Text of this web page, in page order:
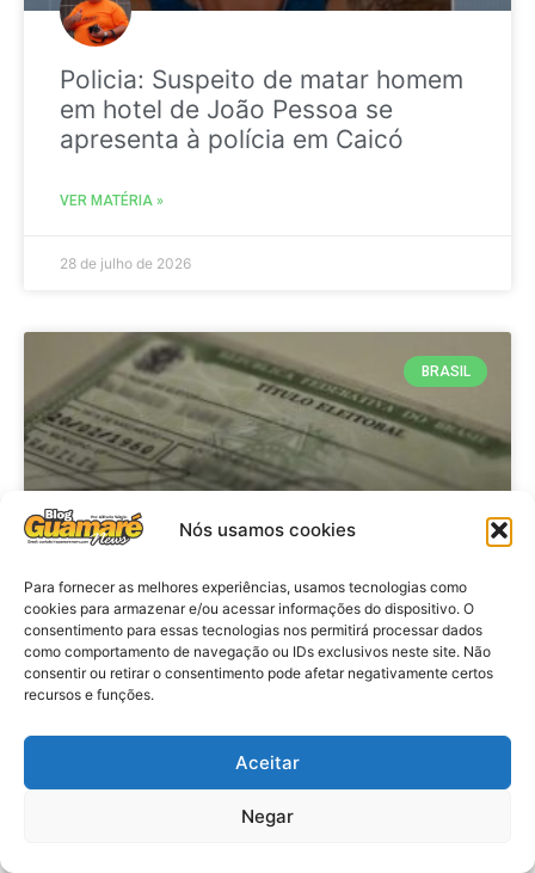
Nós usamos cookies
Para fornecer as melhores experiências, usamos tecnologias como
cookies para armazenar e/ou acessar informações do dispositivo. O
consentimento para essas tecnologias nos permitirá processar dados
como comportamento de navegação ou IDs exclusivos neste site. Não
consentir ou retirar o consentimento pode afetar negativamente certos
recursos e funções.
Aceitar
Negar
Policia: Suspeito de matar homem
em hotel de João Pessoa se
apresenta à polícia em Caicó
VER MATÉRIA »
28 de julho de 2026
BRASIL
Brasil: Policia Federal investiga
753 casos de crimes eleitorais
antes das eleições